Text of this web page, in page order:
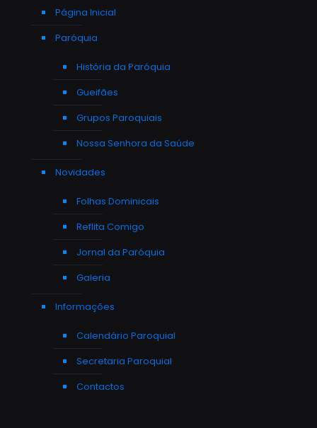
Página Inicial
Paróquia
História da Paróquia
Gueifães
Grupos Paroquiais
Nossa Senhora da Saúde
Novidades
Folhas Dominicais
Reflita Comigo
Jornal da Paróquia
Galeria
Informações
Calendário Paroquial
Secretaria Paroquial
Contactos